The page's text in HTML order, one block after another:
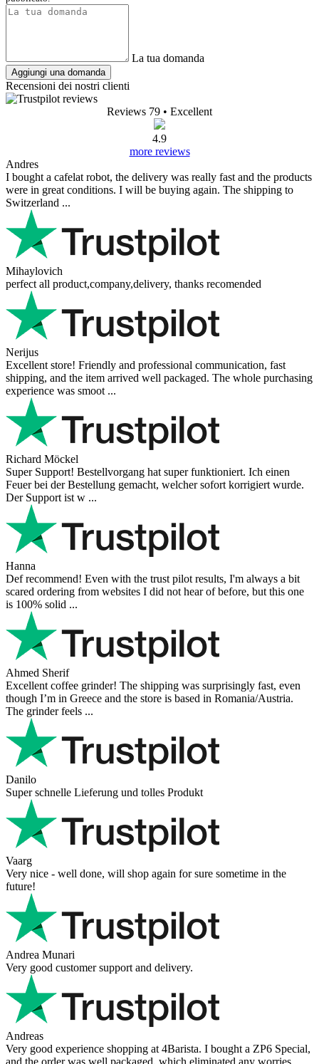
La tua domanda
Aggiungi una domanda
Recensioni dei nostri clienti
Reviews 79 • Excellent
4.9
more reviews
Andres
I bought a cafelat robot, the delivery was really fast and the products
were in great conditions. I will be buying again. The shipping to
Switzerland ...
Mihaylovich
perfect all product,company,delivery, thanks recomended
Nerijus
Excellent store! Friendly and professional communication, fast
shipping, and the item arrived well packaged. The whole purchasing
experience was smoot ...
Richard Möckel
Super Support! Bestellvorgang hat super funktioniert. Ich einen
Feuer bei der Bestellung gemacht, welcher sofort korrigiert wurde.
Der Support ist w ...
Hanna
Def recommend! Even with the trust pilot results, I'm always a bit
scared ordering from websites I did not hear of before, but this one
is 100% solid ...
Ahmed Sherif
Excellent coffee grinder! The shipping was surprisingly fast, even
though I’m in Greece and the store is based in Romania/Austria.
The grinder feels ...
Danilo
Super schnelle Lieferung und tolles Produkt
Vaarg
Very nice - well done, will shop again for sure sometime in the
future!
Andrea Munari
Very good customer support and delivery.
Andreas
Very good experience shopping at 4Barista. I bought a ZP6 Special,
and the order was well packaged, which eliminated any worries